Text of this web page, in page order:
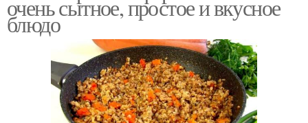
очень сытное, простое и вкусное
блюдо